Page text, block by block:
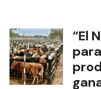
“El